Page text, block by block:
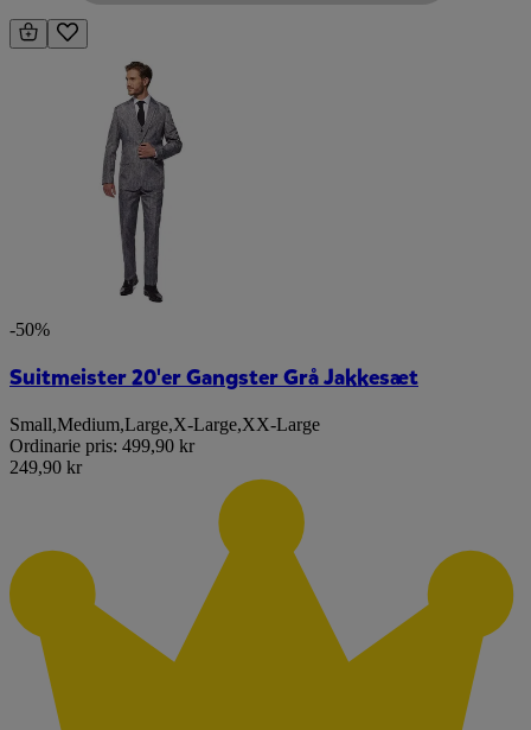
-50%
Suitmeister 20'er Gangster Grå Jakkesæt
Small,Medium,Large,X-Large,XX-Large
Ordinarie pris: 499,90 kr
249,90 kr